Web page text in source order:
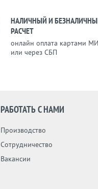
НАЛИЧНЫЙ И
РАСЧЕТ
онлайн оплата картами
или через СБП
РАБОТАТЬ С НАМИ
Производство
Сотрудничество
Вакансии